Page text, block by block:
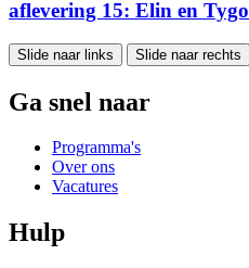
aflevering 15: Elin en Tygo
Slide naar links Slide naar rechts
Ga snel naar
Programma's
Over ons
Vacatures
Hulp